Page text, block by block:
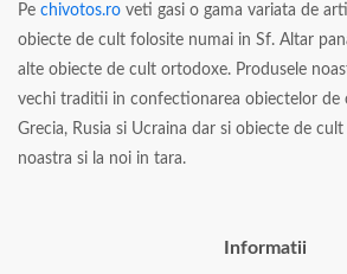
Pe chivotos.ro veti gasi o gama variata de
obiecte de cult folosite numai in Sf. Altar
alte obiecte de cult ortodoxe. Produsele
vechi traditii in confectionarea obiectelor de
Grecia, Rusia si Ucraina dar si obiecte de
noastra si la noi in tara.
Informatii